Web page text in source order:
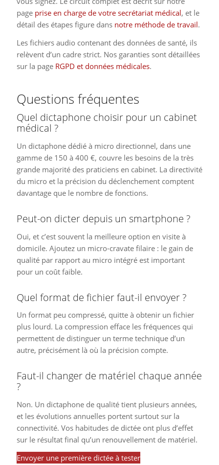
page prise en charge de votre secrétariat médical, et le
détail des étapes figure dans notre méthode de travail.
Les fichiers audio contenant des données de santé, ils
relèvent d’un cadre strict. Nos garanties sont détaillées
sur la page RGPD et données médicales.
Questions fréquentes
Quel dictaphone choisir pour un cabinet
médical ?
Un dictaphone dédié à micro directionnel, dans une
gamme de 150 à 400 €, couvre les besoins de la très
grande majorité des praticiens en cabinet. La directivité
du micro et la précision du déclenchement comptent
davantage que le nombre de fonctions.
Peut-on dicter depuis un smartphone ?
Oui, et c’est souvent la meilleure option en visite à
domicile. Ajoutez un micro-cravate filaire : le gain de
qualité par rapport au micro intégré est important
pour un coût faible.
Quel format de fichier faut-il envoyer ?
Un format peu compressé, quitte à obtenir un fichier
plus lourd. La compression efface les fréquences qui
permettent de distinguer un terme technique d’un
autre, précisément là où la précision compte.
Faut-il changer de matériel chaque année
?
Non. Un dictaphone de qualité tient plusieurs années,
et les évolutions annuelles portent surtout sur la
connectivité. Vos habitudes de dictée ont plus d’effet
sur le résultat final qu’un renouvellement de matériel.
Envoyer une première dictée à tester